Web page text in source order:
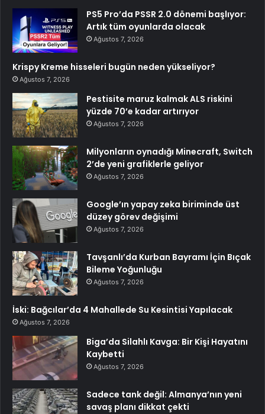
PS5 Pro’da PSSR 2.0 dönemi başlıyor:
Artık tüm oyunlarda olacak
Ağustos 7, 2026
Krispy Kreme hisseleri bugün neden yükseliyor?
Ağustos 7, 2026
Pestisite maruz kalmak ALS riskini
yüzde 70’e kadar artırıyor
Ağustos 7, 2026
Milyonların oynadığı Minecraft, Switch
2’de yeni grafiklerle geliyor
Ağustos 7, 2026
Google’ın yapay zeka biriminde üst
düzey görev değişimi
Ağustos 7, 2026
Tavşanlı’da Kurban Bayramı İçin Bıçak
Bileme Yoğunluğu
Ağustos 7, 2026
İski: Bağcılar’da 4 Mahallede Su Kesintisi Yapılacak
Ağustos 7, 2026
Biga’da Silahlı Kavga: Bir Kişi Hayatını
Kaybetti
Ağustos 7, 2026
Sadece tank değil: Almanya’nın yeni
savaş planı dikkat çekti